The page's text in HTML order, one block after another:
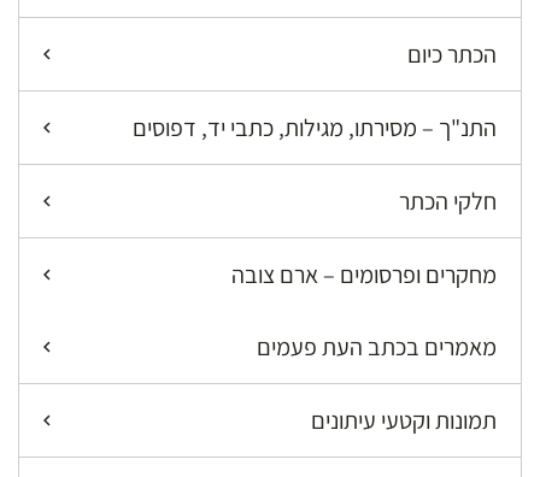
הכתר כיום
התנ"ך – מסירתו, מגילות, כתבי יד, דפוסים
חלקי הכתר
מחקרים ופרסומים – ארם צובה
מאמרים בכתב העת פעמים
תמונות וקטעי עיתונים